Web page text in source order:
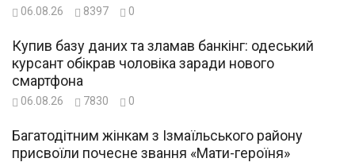
06.08.26 8397 0
Купив базу даних та зламав банкінг: одеський
курсант обікрав чоловіка заради нового
смартфона
06.08.26 7830 0
Багатодітним жінкам з Ізмаїльського району
присвоїли почесне звання «Мати-героїня»